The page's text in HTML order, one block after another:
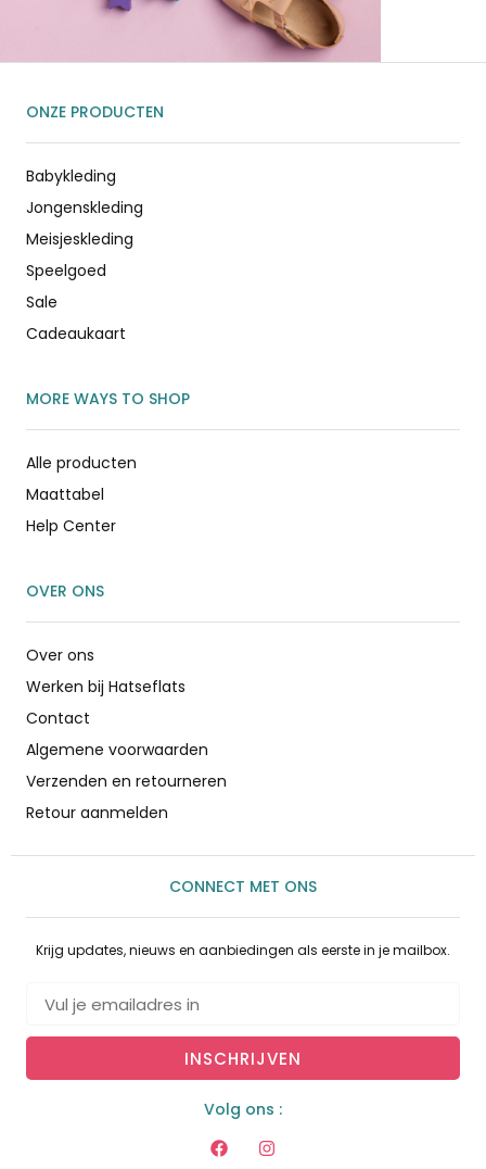
ONZE PRODUCTEN
Babykleding
Jongenskleding
Meisjeskleding
Speelgoed
Sale
Cadeaukaart
MORE WAYS TO SHOP
Alle producten
Maattabel
Help Center
OVER ONS
Over ons
Werken bij Hatseflats
Contact
Algemene voorwaarden
Verzenden en retourneren
Retour aanmelden
CONNECT MET ONS
Krijg updates, nieuws en aanbiedingen als eerste in je mailbox.
INSCHRIJVEN
Volg ons :